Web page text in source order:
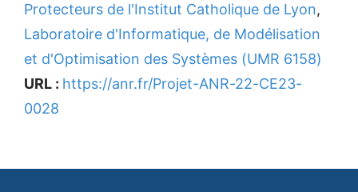
Protecteurs de l'Institut Catholique de Lyon,
Laboratoire d'Informatique, de Modélisation
et d'Optimisation des Systèmes (UMR 6158)
URL : https://anr.fr/Projet-ANR-22-CE23-
0028